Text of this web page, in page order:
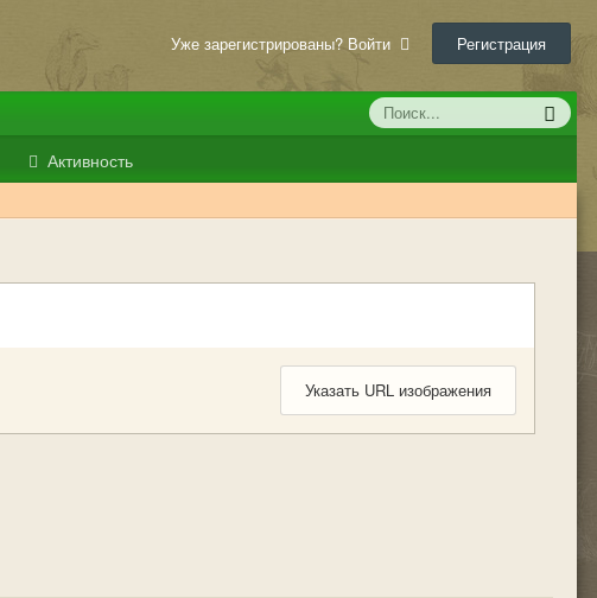
Уже зарегистрированы? Войти Регистрация
Активность
Указать URL изображения